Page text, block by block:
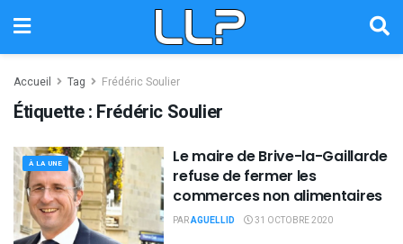
Accueil Tag Frédéric Soulier
Étiquette : Frédéric Soulier
À LA UNE
Le maire de Brive-la-Gaillarde
refuse de fermer les
commerces non alimentaires
PARAGUELLID 31 OCTOBRE 2020